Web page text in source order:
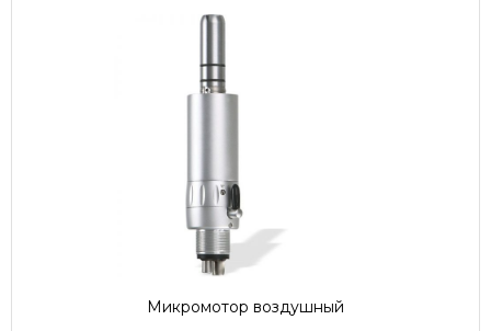
Микромотор воздушный